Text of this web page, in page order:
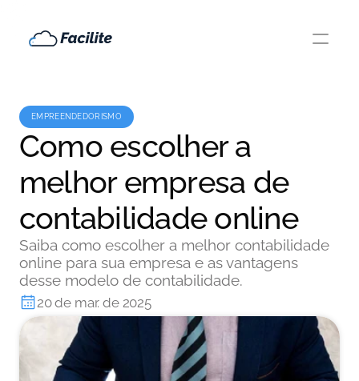
EMPREENDEDORISMO
Como escolher a
melhor empresa de
contabilidade online
Saiba como escolher a melhor contabilidade
online para sua empresa e as vantagens
desse modelo de contabilidade.
20 de mar. de 2025